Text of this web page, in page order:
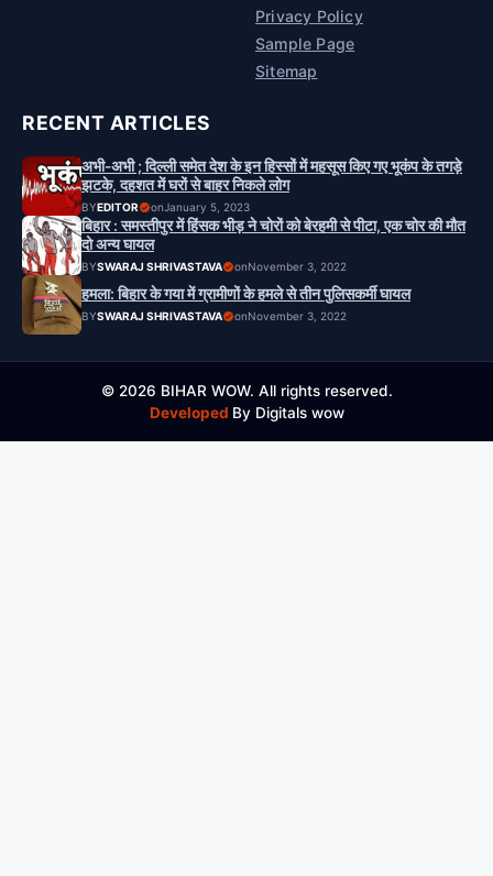
Privacy Policy
Sample Page
Sitemap
RECENT ARTICLES
अभी-अभी ; दिल्ली समेत देश के इन हिस्सों में महसूस किए गए भूकंप के तगड़े
झटके, दहशत में घरों से बाहर निकले लोग
BYEDITOR onJanuary 5, 2023
बिहार : समस्तीपुर में हिंसक भीड़ ने चोरों को बेरहमी से पीटा, एक चोर की मौत
दो अन्य घायल
BYSWARAJ SHRIVASTAVA onNovember 3, 2022
हमला: बिहार के गया में ग्रामीणों के हमले से तीन पुलिसकर्मी घायल
BYSWARAJ SHRIVASTAVA onNovember 3, 2022
© 2026 BIHAR WOW. All rights reserved.
Developed By Digitals wow